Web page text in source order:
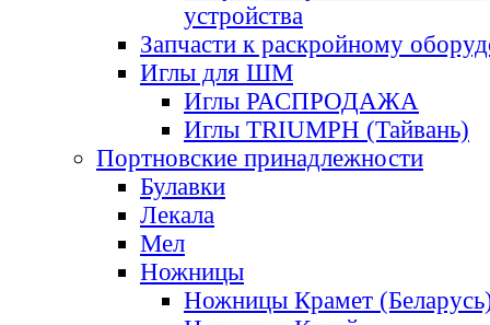
устройства
Запчасти к раскройному
Иглы для ШМ
Иглы РАСПРОДАЖА
Иглы TRIUMPH (Тайвань)
Портновские принадлежности
Булавки
Лекала
Мел
Ножницы
Ножницы Крамет